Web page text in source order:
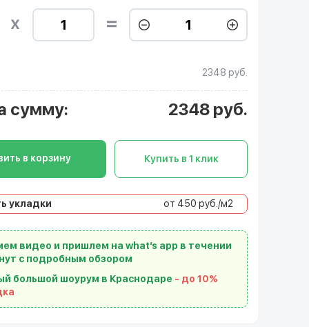
2348 руб.
сумму: 2348 руб.
в корзину Купить в 1 клик
укладки от 450 руб./м2
видео и пришлем на what’s app в течении
с подробным обзором
большой шоурум в Краснодаре - до 10%